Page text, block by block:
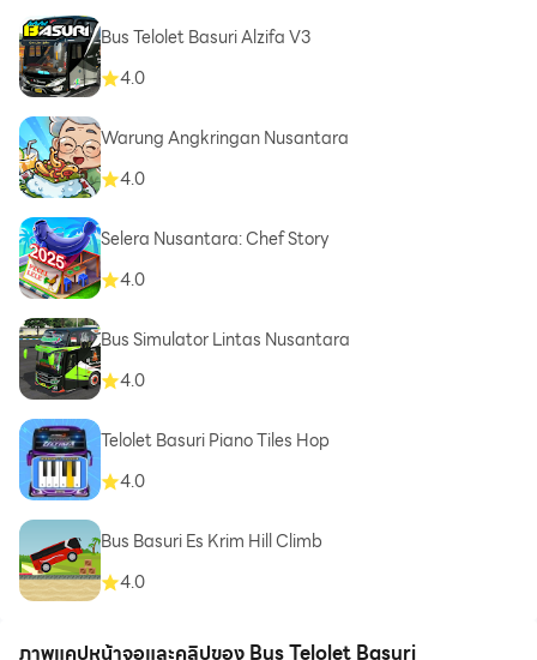
Bus Telolet Basuri Alzifa V3
4.0
Warung Angkringan Nusantara
4.0
Selera Nusantara: Chef Story
4.0
Bus Simulator Lintas Nusantara
4.0
Telolet Basuri Piano Tiles Hop
4.0
Bus Basuri Es Krim Hill Climb
4.0
ภาพแคปหน้าจอและคลิปของ Bus Telolet Basuri